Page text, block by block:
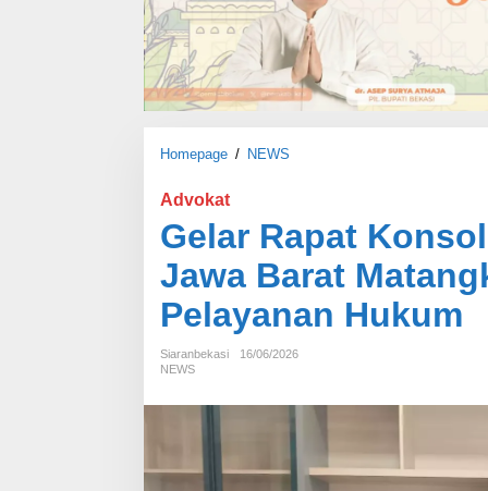
Homepage / NEWS
r
a
a
K
n
Advokat
Gelar Rapat
Jawa Barat
Pelayanan Hukum
Siaranbekasi
16/06/2026
NEWS